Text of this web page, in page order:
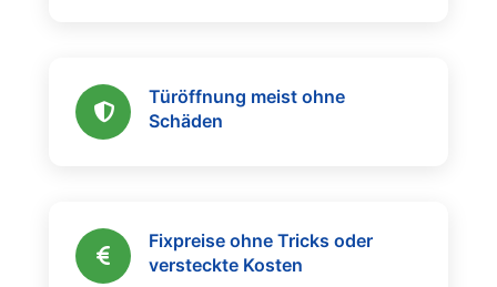
Türöffnung meist ohne
Schäden
Fixpreise ohne Tricks oder
versteckte Kosten